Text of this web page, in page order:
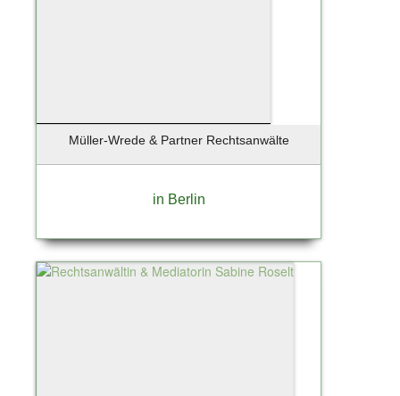
Müller-Wrede & Partner Rechtsanwälte
in Berlin